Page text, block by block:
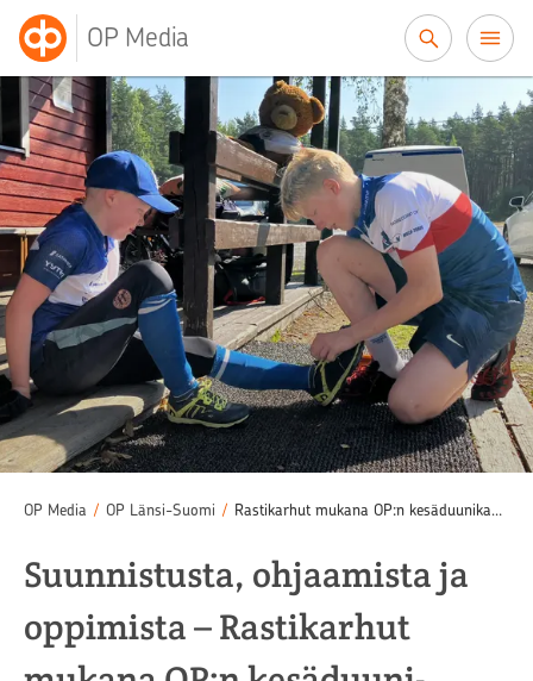
OP Media
OP Media / OP Länsi-Suomi / Rastikarhut mukana OP:n kesäduunikampanjassa
Suunnistusta, ohjaamista ja
oppimista – Rastikarhut